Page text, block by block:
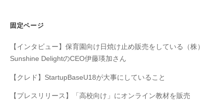
固定ページ
【インタビュー】保育園向け日焼け止め販売をしている（株）
Sunshine DelightのCEO伊藤瑛加さん
【クレド】StartupBaseU18が大事にしていること
【プレスリリース】「高校向け」にオンライン教材を販売